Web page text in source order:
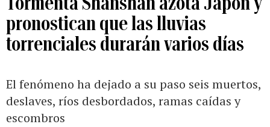
pronostican que las lluvias
torrenciales durarán varios días
El fenómeno ha dejado a su paso seis muertos,
deslaves, ríos desbordados, ramas caídas y
escombros